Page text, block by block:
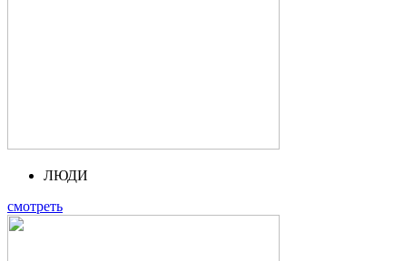
ЛЮДИ
смотреть